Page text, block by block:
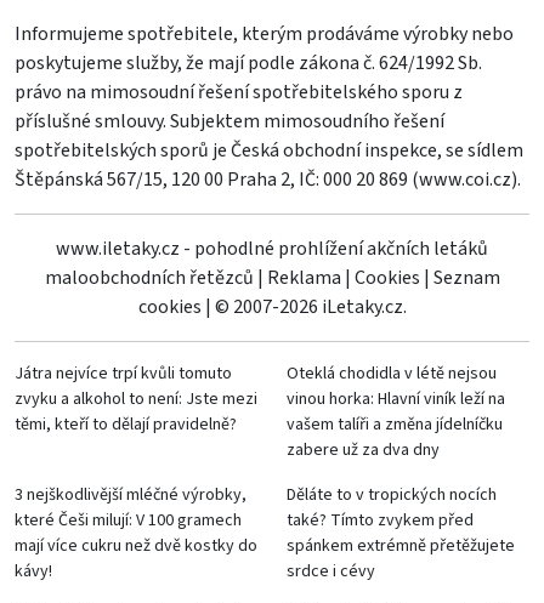
Informujeme spotřebitele, kterým prodáváme výrobky nebo
poskytujeme služby, že mají podle zákona č. 624/1992 Sb.
právo na mimosoudní řešení spotřebitelského sporu z
příslušné smlouvy. Subjektem mimosoudního řešení
spotřebitelských sporů je Česká obchodní inspekce, se sídlem
Štěpánská 567/15, 120 00 Praha 2, IČ: 000 20 869 (www.coi.cz).
www.iletaky.cz - pohodlné prohlížení akčních letáků
maloobchodních řetězců | Reklama | Cookies | Seznam
cookies | © 2007-2026 iLetaky.cz.
Játra nejvíce trpí kvůli tomuto
zvyku a alkohol to není: Jste mezi
těmi, kteří to dělají pravidelně?
Oteklá chodidla v létě nejsou
vinou horka: Hlavní viník leží na
vašem talíři a změna jídelníčku
zabere už za dva dny
3 nejškodlivější mléčné výrobky,
které Češi milují: V 100 gramech
mají více cukru než dvě kostky do
kávy!
Děláte to v tropických nocích
také? Tímto zvykem před
spánkem extrémně přetěžujete
srdce i cévy